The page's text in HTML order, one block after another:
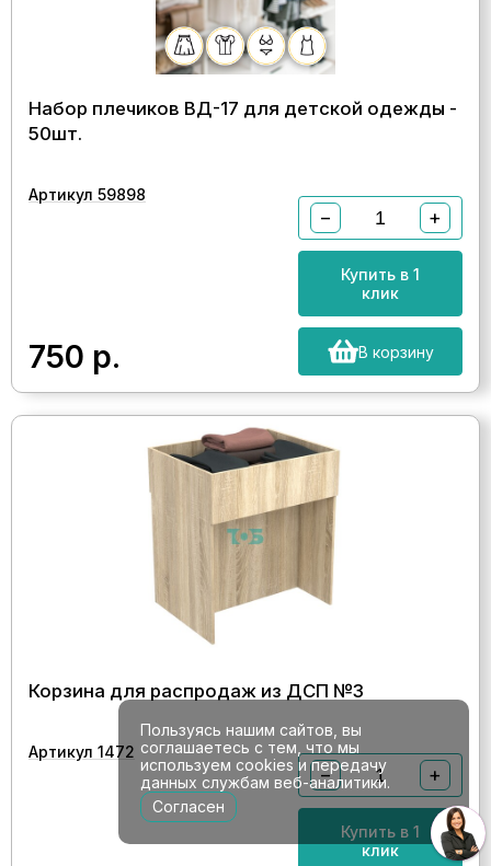
Набор плечиков ВД-17 для детской одежды -
50шт.
Артикул 59898
750 р.
− +
Купить в 1
клик
В корзину
Корзина для распродаж из ДСП №3
Артикул 1472
− +
Купить в 1
клик
Пользуясь нашим сайтов, вы
соглашаетесь с тем, что мы
используем cookies и передачу
данных службам веб-аналитики.
Согласен